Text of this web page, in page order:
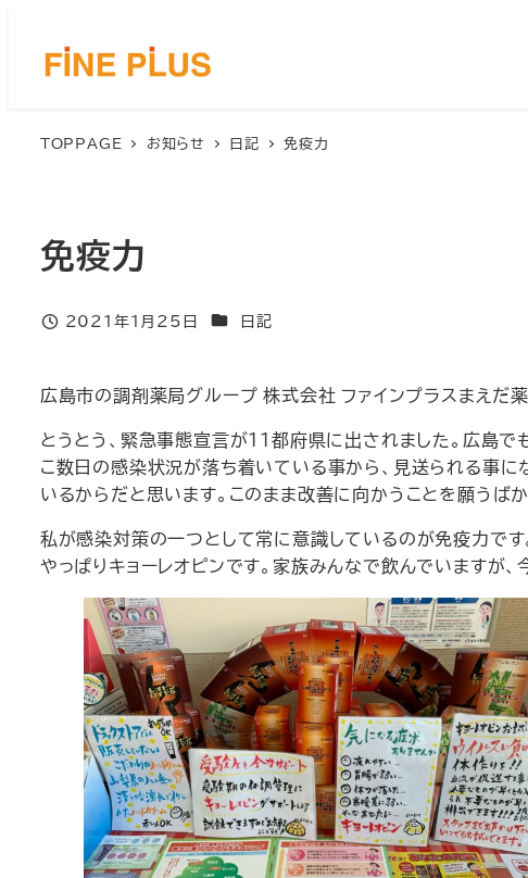
TOPPAGE お知らせ 日記 免疫力
免疫力
投稿日
2021年1月25日 カテゴリー
日記
広島市の調剤薬局グループ 株式会社 ファインプラスまえ
とうとう、緊急事態宣言が11都府県に出されました。広島
こ数日の感染状況が落ち着いている事から、見送られる事に
いるからだと思います。このまま改善に向かうことを願うばか
私が感染対策の一つとして常に意識しているのが免疫力です
やっぱりキョーレオピンです。家族みんなで飲んでいますが